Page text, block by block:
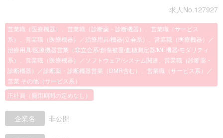
求人No.127927
営業職（医療機器）、営業職（診断薬・診断機器）、営業職（サービス
系）、営業職（医療機器）／治療用具/機器(立会系）、営業職（医療機器）／
治療用具/医療機器営業（非立会系/創傷被覆/血糖測定器/ME機器/モダリティ
系）、営業職（医療機器）／ソフトウェア/システム関連、営業職（診断薬・
診断機器）／診断薬・診断機器営業（DMR含む）、営業職（サービス系）／
営業 その他（サービス系）
正社員（雇用期間の定めなし）
企業名 非公開